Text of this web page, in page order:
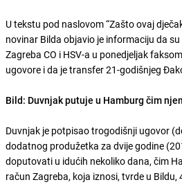
U tekstu pod naslovom “Zašto ovaj
novinar Bilda objavio je informaciju da
Zagreba CO i HSV-a u ponedjeljak
ugovore i da je transfer 21-godišnjeg
Bild: Duvnjak putuje u Hamburg čim
Duvnjak je potpisao trogodišnji ugovor
dodatnog produžetka za dvije godine
doputovati u idućih nekoliko dana, čim
račun Zagreba, koja iznosi, tvrde u Bildu,